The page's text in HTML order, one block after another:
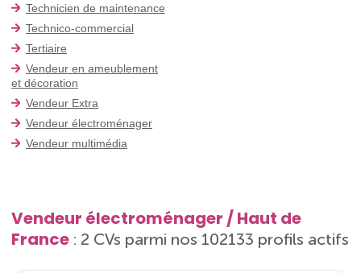
Technicien de maintenance
Technico-commercial
Tertiaire
Vendeur en ameublement
et décoration
Vendeur Extra
Vendeur électroménager
Vendeur multimédia
Vendeur électroménager / Haut de
France : 2 CVs parmi nos 102133 profils actifs